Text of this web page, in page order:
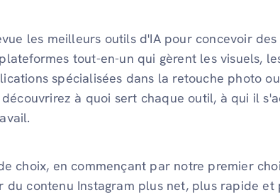
les meilleurs outils d'IA pour concevoir des
tout-en-un qui gèrent les visuels,
spécialisées dans la retouche photo
à quoi sert chaque outil, à qui il
choix, en commençant par notre premier
du contenu Instagram plus net, plus rapide et